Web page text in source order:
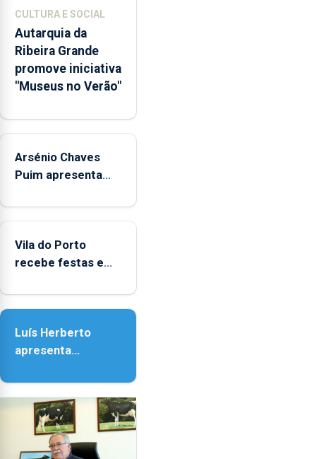
integrados
na
Rede
Municipal
de
aos
durante
o
de
entre
as
e
as
18h00.
CULTURA E SOCIAL
Autarquia da
Ribeira Grande
promove iniciativa
"Museus no Verão"
Arsénio Chaves
Puim apresenta
de Vila do Porto
Vila do Porto
recebe festas em
Senhora da
Luís Herberto
apresenta
Paisagem’